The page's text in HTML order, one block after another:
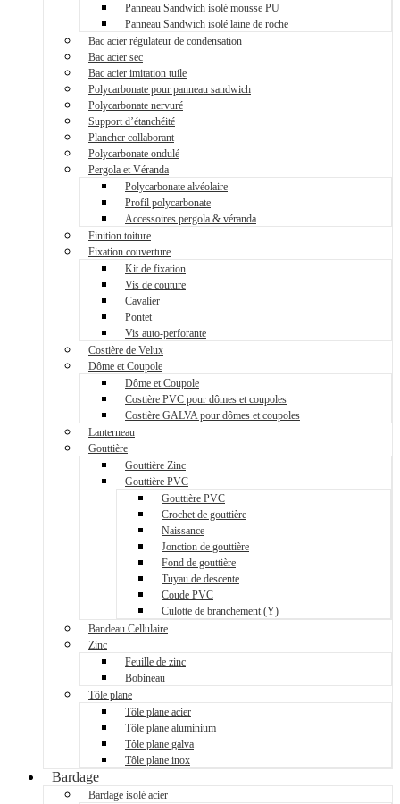
Panneau Sandwich isolé mousse PU
Panneau Sandwich isolé laine de roche
Bac acier régulateur de condensation
Bac acier sec
Bac acier imitation tuile
Polycarbonate pour panneau sandwich
Polycarbonate nervuré
Support d’étanchéité
Plancher collaborant
Polycarbonate ondulé
Pergola et Véranda
Polycarbonate alvéolaire
Profil polycarbonate
Accessoires pergola & véranda
Finition toiture
Fixation couverture
Kit de fixation
Vis de couture
Cavalier
Pontet
Vis auto-perforante
Costière de Velux
Dôme et Coupole
Dôme et Coupole
Costière PVC pour dômes et coupoles
Costière GALVA pour dômes et coupoles
Lanterneau
Gouttière
Gouttière Zinc
Gouttière PVC
Gouttière PVC
Crochet de gouttière
Naissance
Jonction de gouttière
Fond de gouttière
Tuyau de descente
Coude PVC
Culotte de branchement (Y)
Bandeau Cellulaire
Zinc
Feuille de zinc
Bobineau
Tôle plane
Tôle plane acier
Tôle plane aluminium
Tôle plane galva
Tôle plane inox
Bardage
Bardage isolé acier